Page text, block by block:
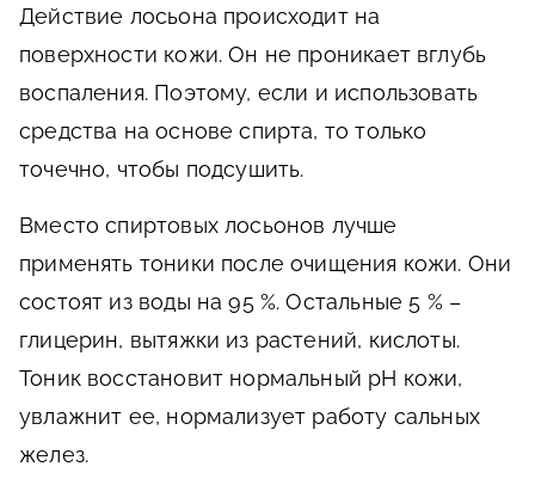
Действие лосьона происходит на
поверхности кожи. Он не проникает вглубь
воспаления. Поэтому, если и использовать
средства на основе спирта, то только
точечно, чтобы подсушить.
Вместо спиртовых лосьонов лучше
применять тоники после очищения кожи. Они
состоят из воды на 95 %. Остальные 5 % –
глицерин, вытяжки из растений, кислоты.
Тоник восстановит нормальный pH кожи,
увлажнит ее, нормализует работу сальных
желез.